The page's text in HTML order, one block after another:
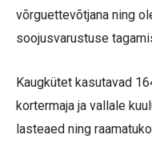
võrguettevõtjana ning
soojusvarustuse
Kaugkütet kasutavad
kortermaja ja vallale
lasteaed ning